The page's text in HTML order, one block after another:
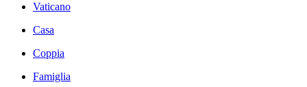
Vaticano
Casa
Coppia
Famiglia